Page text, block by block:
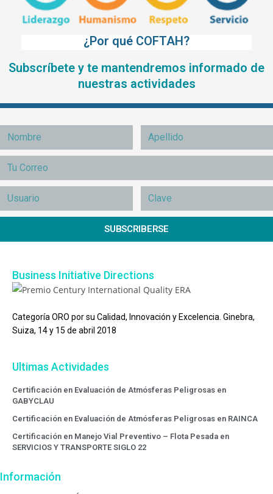
¿Por qué COFTAH?
Subscríbete y te mantendremos informado de
nuestras actividades
SUBSCRIBERSE
Business Initiative Directions
Categoría ORO por su Calidad, Innovación y Excelencia. Ginebra,
Suiza, 14 y 15 de abril 2018
Ultimas Actividades
Certificación en Evaluación de Atmósferas Peligrosas en
GABYCLAU
Certificación en Evaluación de Atmósferas Peligrosas en RAINCA
Certificación en Manejo Vial Preventivo – Flota Pesada en
SERVICIOS Y TRANSPORTE SIGLO 22
Información